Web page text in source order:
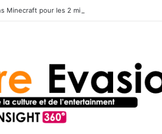
Minecraft pour les 2 millions d’animaux exploités